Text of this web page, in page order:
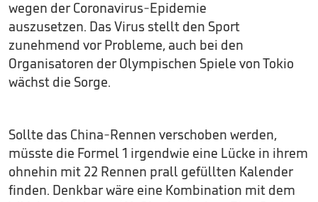
wegen der Coronavirus-Epidemie
auszusetzen. Das Virus stellt den Sport
zunehmend vor Probleme, auch bei den
Organisatoren der Olympischen Spiele von Tokio
wächst die Sorge.
Sollte das China-Rennen verschoben werden,
müsste die Formel 1 irgendwie eine Lücke in ihrem
ohnehin mit 22 Rennen prall gefüllten Kalender
finden. Denkbar wäre eine Kombination mit dem